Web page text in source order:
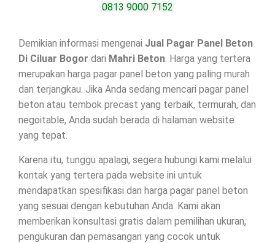
0813 9000 7152
Demikian informasi mengenai Jual Pagar Panel Beton
Di Ciluar Bogor dari Mahri Beton. Harga yang tertera
merupakan harga pagar panel beton yang paling murah
dan terjangkau. Jika Anda sedang mencari pagar panel
beton atau tembok precast yang terbaik, termurah, dan
negoitable, Anda sudah berada di halaman website
yang tepat.
Karena itu, tunggu apalagi, segera hubungi kami melalui
kontak yang tertera pada website ini untuk
mendapatkan spesifikasi dan harga pagar panel beton
yang sesuai dengan kebutuhan Anda. Kami akan
memberikan konsultasi gratis dalam pemilihan ukuran,
pengukuran dan pemasangan yang cocok untuk